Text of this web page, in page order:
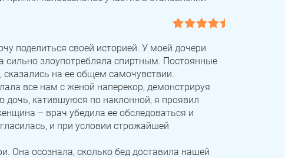
поделиться своей историей. У моей дочери
злоупотребляла спиртным. Постоянные
сказались на ее общем самочувствии.
все нам с женой наперекор, демонстрируя
дочь, катившуюся по наклонной, я проявил
– врач убедила ее обследоваться и
и при условии строжайшей
Она осознала, сколько бед доставила нашей